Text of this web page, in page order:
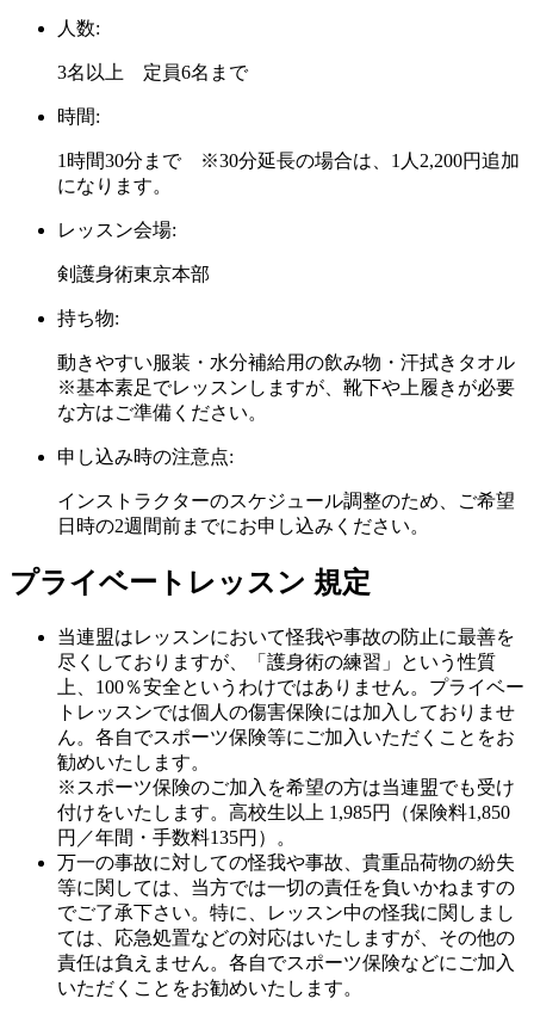
人数:
3名以上 定員6名まで
時間:
1時間30分まで ※30分延長の場合は、1人2,200円追加
になります。
レッスン会場:
剣護身術東京本部
持ち物:
動きやすい服装・水分補給用の飲み物・汗拭きタオル
※基本素足でレッスンしますが、靴下や上履きが必要
な方はご準備ください。
申し込み時の注意点:
インストラクターのスケジュール調整のため、ご希望
日時の2週間前までにお申し込みください。
プライベートレッスン 規定
当連盟はレッスンにおいて怪我や事故の防止に最善を
尽くしておりますが、「護身術の練習」という性質
上、100％安全というわけではありません。プライベー
トレッスンでは個人の傷害保険には加入しておりませ
ん。各自でスポーツ保険等にご加入いただくことをお
勧めいたします。
※スポーツ保険のご加入を希望の方は当連盟でも受け
付けをいたします。高校生以上 1,985円（保険料1,850
円／年間・手数料135円）。
万一の事故に対しての怪我や事故、貴重品荷物の紛失
等に関しては、当方では一切の責任を負いかねますの
でご了承下さい。特に、レッスン中の怪我に関しまし
ては、応急処置などの対応はいたしますが、その他の
責任は負えません。各自でスポーツ保険などにご加入
いただくことをお勧めいたします。